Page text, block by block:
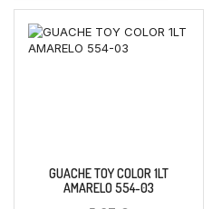
GUACHE TOY COLOR 1LT
AMARELO 554-03